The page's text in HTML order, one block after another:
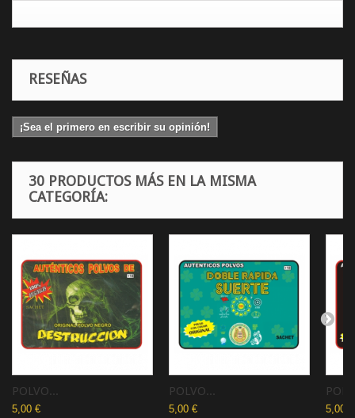
RESEÑAS
¡Sea el primero en escribir su opinión!
30 PRODUCTOS MÁS EN LA MISMA
CATEGORÍA:
POLVO...
5,00 €
POLVO...
5,00 € 5,00 €